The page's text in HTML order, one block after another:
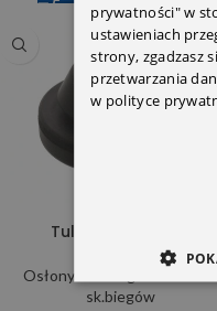
Tuleja 6119970481
Osłony dolne i górne silnika i
sk.biegów
prywatności" w
ustawieniach
strony, zgadzasz
przetwarzania
w polityce